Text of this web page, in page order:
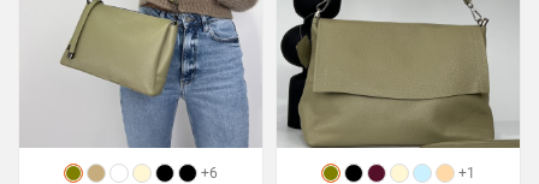
+6
+1